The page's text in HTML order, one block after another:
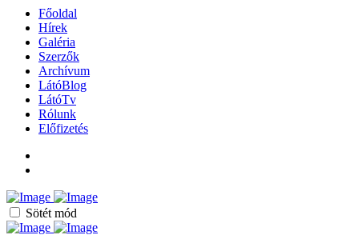
Főoldal
Hírek
Galéria
Szerzők
Archívum
LátóBlog
LátóTv
Rólunk
Előfizetés
Sötét mód